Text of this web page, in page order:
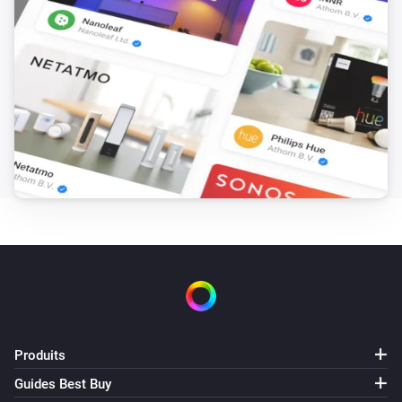
Motion Detector
L'alarme sabotage s'est désactivée
Motion Detector
L'alarme batterie s'est activée
Motion Detector
L'alarme batterie s'est désactivée
L'alarme mouvement s'est désactivée
L'alarme batterie s'est activée
Produits
Guides Best Buy